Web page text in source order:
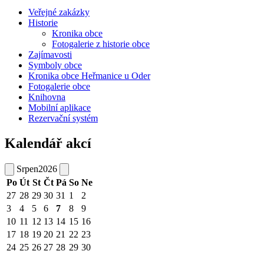
Veřejné zakázky
Historie
Kronika obce
Fotogalerie z historie obce
Zajímavosti
Symboly obce
Kronika obce Heřmanice u Oder
Fotogalerie obce
Knihovna
Mobilní aplikace
Rezervační systém
Kalendář akcí
Srpen2026
Po Út St Čt Pá So Ne
27 28 29 30 31 1
2
3
4 5 6 7 8
9
10 11 12 13 14 15 16
17 18 19 20 21 22 23
24 25 26 27 28 29 30